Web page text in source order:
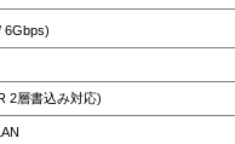
6Gbps)
2層書込み対応)